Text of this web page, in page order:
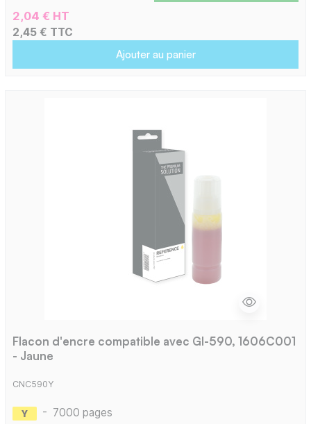
2,04 € HT
2,45 € TTC
Ajouter au panier
Flacon d'encre compatible avec GI-590, 1606C001
- Jaune
CNC590Y
- 7000 pages